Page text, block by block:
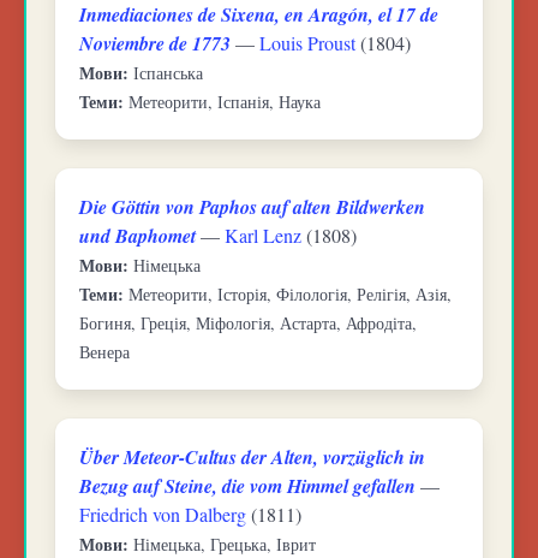
Inmediaciones de Sixena, en Aragón, el 17 de
Noviembre de 1773 —Louis Proust(1804)
Мови: Іспанська
Теми: Метеорити, Іспанія, Наука
Die Göttin von Paphos auf alten Bildwerken
und Baphomet—Karl Lenz(1808)
Мови: Німецька
Теми: Метеорити, Історія, Філологія, Релігія, Азія,
Богиня, Греція, Міфологія, Астарта, Афродіта,
Венера
Über Meteor-Cultus der Alten, vorzüglich in
Bezug auf Steine, die vom Himmel gefallen —
Friedrich von Dalberg(1811)
Мови: Німецька, Грецька, Іврит